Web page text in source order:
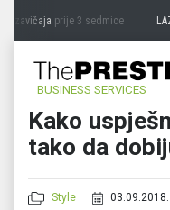
zavičajaprije 3 sedmice
BUSINESS SERVICES
Kako
tako da
Style 03.09.2018.